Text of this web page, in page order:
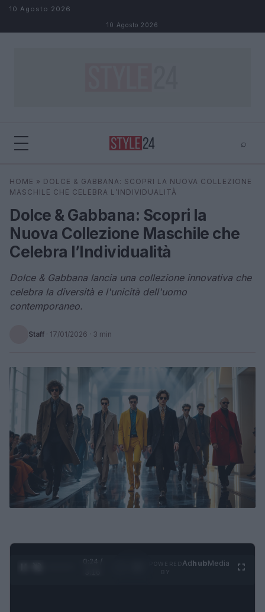
Salta al contenuto
10 Agosto 2026
10 Agosto 2026
⌕
Cerca ⌕ ×
HOME » DOLCE & GABBANA: SCOPRI LA NUOVA COLLEZIONE
MASCHILE CHE CELEBRA L’INDIVIDUALITÀ
Dolce & Gabbana: Scopri la
Nuova Collezione Maschile che
Celebra l’Individualità
Dolce & Gabbana lancia una collezione innovativa che
celebra la diversità e l'unicità dell'uomo
contemporaneo.
Staff · 17/01/2026 · 3 min
0:24 /
AdhubMedia